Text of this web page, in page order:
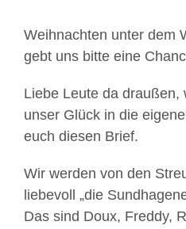
Weihnachten unter dem
gebt uns bitte eine
Liebe Leute da draußen,
unser Glück in die
euch diesen Brief.
Wir werden von den
liebevoll „die
Das sind Doux, Freddy,